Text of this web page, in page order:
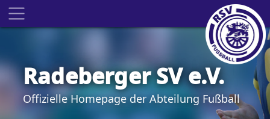
Radeberger SV e.V.
Offizielle Homepage der Abteilung Fußball